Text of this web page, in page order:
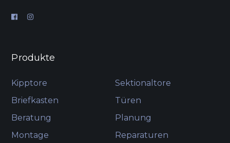
Produkte
Kipptore
Sektionaltore
Briefkasten
Türen
Beratung
Planung
Montage
Reparaturen